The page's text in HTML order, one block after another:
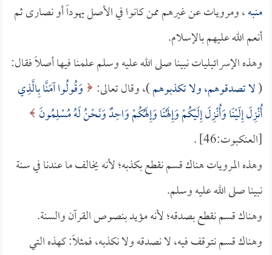
منبه، ومرويات عن غيرهم ممن كانوا في الأصل يهوداً أو نصارى ثم
أنعم الله عليهم بالإسلام.
وهذه الإسرائيليات نبينا صلى الله عليه وسلم علمنا فيها أصلاً فقال:
(لا تصدقوهم، ولا تكذبوهم)، وقال تعالى:
وَقُولُوا آمَنَّا بِالَّذِي
أُنْزِلَ إِلَيْنَا وَأُنْزِلَ إِلَيْكُمْ وَإِلَهُنَا وَإِلَهُكُمْ وَاحِدٌ وَنَحْنُ لَهُ مُسْلِمُونَ
[العنكبوت:46] .
وهذه المرويات هناك قسم نقطع بكذبه؛ لأنه يخالف ما عندنا في سنة
نبينا صلى الله عليه وسلم.
وهناك قسم نقطع بصدقه؛ لأنه مؤيد بنصوص القرآن والسنة.
وهناك قسم نتوقف فيه، لا نصدقه ولا نكذبه، فمثلاً: كهذه التي